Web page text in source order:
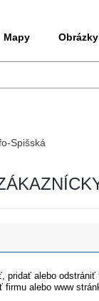
Mapy Obrázky
Spišská
pridať alebo
alebo www